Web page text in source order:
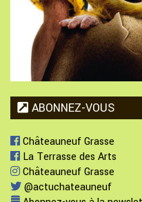
ABONNEZ-VOUS
Châteauneuf Grasse
La Terrasse des Arts
Châteauneuf Grasse
@actuchateauneuf